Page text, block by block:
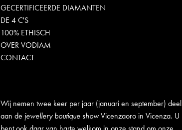
GECERTIFICEERDE DIAMANTEN
DE 4 C'S
100% ETHISCH
OVER VODIAM
CONTACT
Wij nemen twee keer per jaar (januari en september) deel
aan de jewellery boutique showVicenzaoro in Vicenza. U